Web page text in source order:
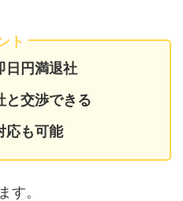
ト
円満退社
交渉できる
も可能
す。